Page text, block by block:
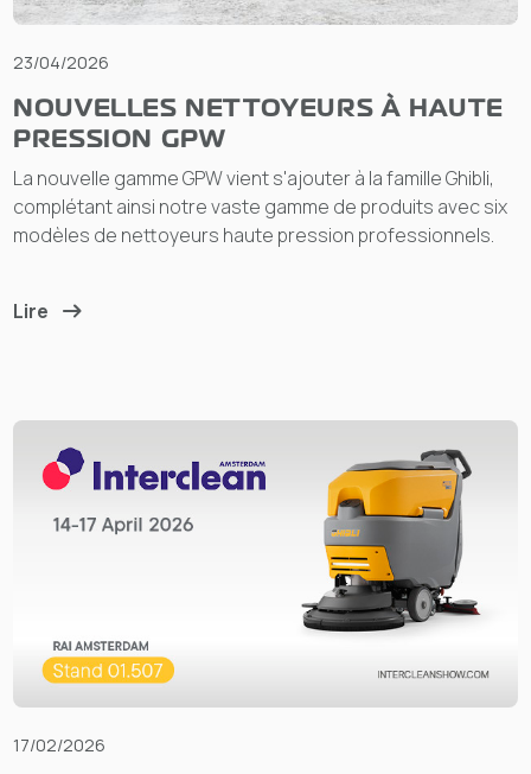
23/04/2026
NOUVELLES NETTOYEURS À HAUTE
PRESSION GPW
La nouvelle gamme GPW vient s'ajouter à la famille Ghibli,
complétant ainsi notre vaste gamme de produits avec six
modèles de nettoyeurs haute pression professionnels.
Lire
17/02/2026